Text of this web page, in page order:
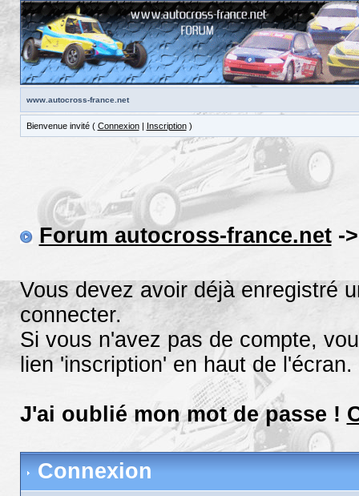
www.autocross-france.net
Bienvenue invité ( Connexion| Inscription)
Forum autocross-france.net->
Vous devez avoir déjà enregistré
connecter.
Si vous n'avez pas de compte,
lien 'inscription' en haut de l'écran.
J'ai oublié mon mot de passe !
Connexion